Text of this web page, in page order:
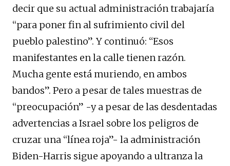
decir que su actual administración trabajaría
“para poner fin al sufrimiento civil del
pueblo palestino”. Y continuó: “Esos
manifestantes en la calle tienen razón.
Mucha gente está muriendo, en ambos
bandos”. Pero a pesar de tales muestras de
“preocupación” -y a pesar de las desdentadas
advertencias a Israel sobre los peligros de
cruzar una “línea roja”- la administración
Biden-Harris sigue apoyando a ultranza la